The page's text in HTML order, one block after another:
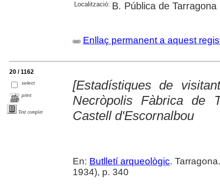
Localització: B. Pública de Tarragona
Enllaç permanent a aquest
20 / 1162
select
print
Text complet
[Estadístiques de
Necròpolis Fàbrica de
Castell d'Escornalbou
En: Butlletí arqueològic.
1934), p. 340